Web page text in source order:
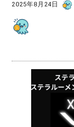
2025年8月24日